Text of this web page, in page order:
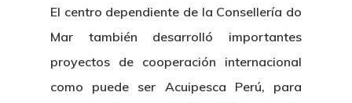
El centro dependiente de la Consellería do
Mar también desarrolló importantes
proyectos de cooperación internacional
como puede ser Acuipesca Perú, para